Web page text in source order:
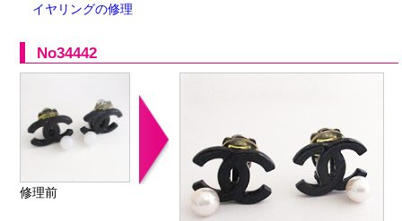
イヤリングの修理
No34442
修理前